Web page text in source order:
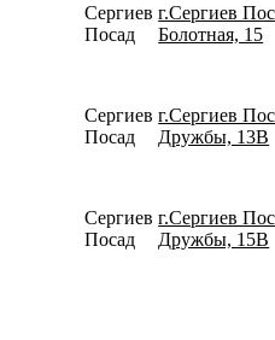
Сергиев
Посад
г.Сергиев
Болотная, 15
Сергиев
Посад
г.Сергиев
Дружбы, 13В
Сергиев
Посад
г.Сергиев
Дружбы, 15В